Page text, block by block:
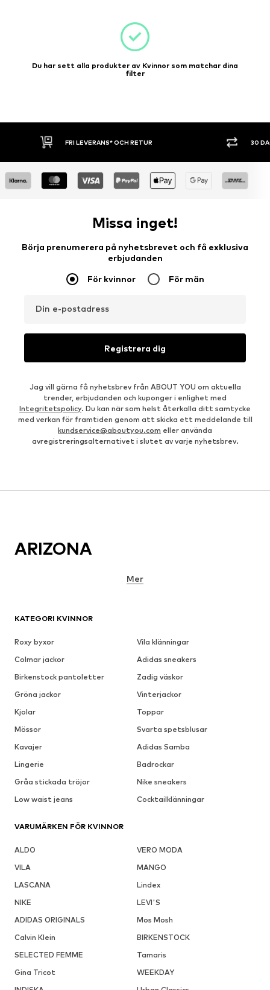
Du har sett alla produkter av Kvinnor som matchar dina
filter
FRI LEVERANS* OCH RETUR 30 DAGARS
Missa inget!
Börja prenumerera på nyhetsbrevet och få exklusiva
erbjudanden
För kvinnor För män
Din e-postadress
Registrera dig
Jag vill gärna få nyhetsbrev från ABOUT YOU om aktuella
trender, erbjudanden och kuponger i enlighet med
Integritetspolicy. Du kan när som helst återkalla ditt samtycke
med verkan för framtiden genom att skicka ett meddelande till
kundservice@aboutyou.com eller använda
avregistreringsalternativet i slutet av varje nyhetsbrev.
KATEGORI KVINNOR
Roxy byxor
Vila klänningar
Colmar jackor
Adidas sneakers
Birkenstock pantoletter
Zadig väskor
Gröna jackor
Vinterjackor
Kjolar
Toppar
Mössor
Svarta spetsblusar
Kavajer
Adidas Samba
Lingerie
Badrockar
Gråa stickada tröjor
Nike sneakers
Low waist jeans
Cocktailklänningar
VARUMÄRKEN FÖR KVINNOR
ALDO
VERO MODA
VILA
MANGO
LASCANA
Lindex
NIKE
LEVI'S
ADIDAS ORIGINALS
Mos Mosh
Calvin Klein
BIRKENSTOCK
SELECTED FEMME
Tamaris
Gina Tricot
WEEKDAY
ARIZONA
Mer